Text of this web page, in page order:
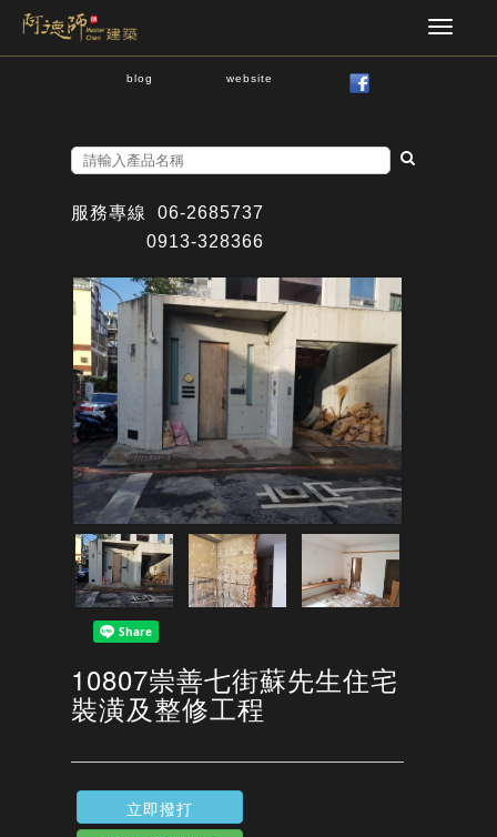
blog website
服務專線
06-2685737
0913-328366
10807崇善七街蘇先生住宅
裝潢及整修工程
立即撥打